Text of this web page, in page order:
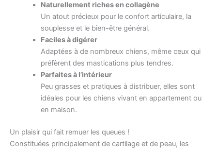
Naturellement riches en collagène
Un atout précieux pour le confort articulaire, la
souplesse et le bien-être général.
Faciles à digérer
Adaptées à de nombreux chiens, même ceux qui
préfèrent des mastications plus tendres.
Parfaites à l’intérieur
Peu grasses et pratiques à distribuer, elles sont
idéales pour les chiens vivant en appartement ou
en maison.
Un plaisir qui fait remuer les queues !
Constituées principalement de cartilage et de peau, les